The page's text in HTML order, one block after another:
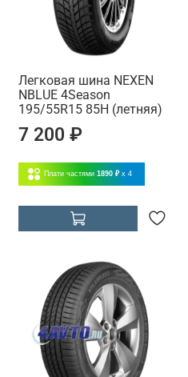
Легковая шина NEXEN
NBLUE 4Season
195/55R15 85H (летняя)
7 200 ₽
Плати частями 1890 ₽ x 4